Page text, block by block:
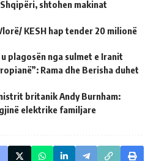
shtohen makinat
KESH hap tender 20 milionë
plagosën nga sulmet e Iranit
Rama dhe Berisha duhet
britanik Andy Burnham:
elektrike familjare